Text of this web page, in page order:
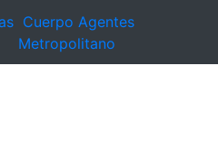
Cuerpo Agentes
Metropolitano